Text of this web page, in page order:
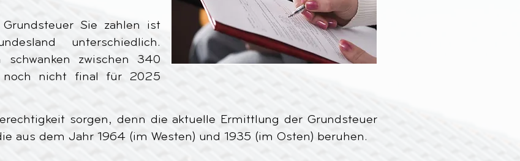
Sie zahlen ist
unterschiedlich.
schwanken zwischen 340
noch nicht final für 2025
sorgen, denn die aktuelle Ermittlung der Grundsteuer
aus dem Jahr 1964 (im Westen) und 1935 (im Osten) beruhen.